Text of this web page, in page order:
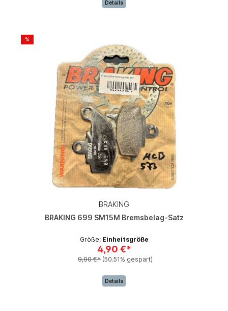
Details
%
BRAKING
BRAKING 699 SM15M Bremsbelag-Satz
Größe: Einheitsgröße
4,90 €*
9,90 €* (50.51% gespart)
Details